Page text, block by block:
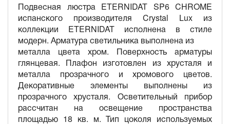
Подвесная люстра ETERNIDAT SP6 CHROME
испанского производителя Crystal Lux из
коллекции ETERNIDAT исполнена в стиле
модерн. Арматура светильника выполнена из
металла цвета хром. Поверхность арматуры
глянцевая. Плафон изготовлен из хрусталя и
металла прозрачного и хромового цветов.
Декоративные элементы выполнены из
прозрачного хрусталя. Осветительный прибор
рассчитан на освещение пространства
площадью 18 кв. м. Тип цоколя используемых